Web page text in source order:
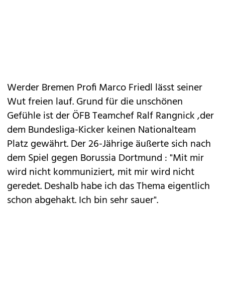
Werder Bremen Profi Marco Friedl lässt seiner
Wut freien lauf. Grund für die unschönen
Gefühle ist der ÖFB Teamchef Ralf Rangnick ,der
dem Bundesliga-Kicker keinen Nationalteam
Platz gewährt. Der 26-Jährige äußerte sich nach
dem Spiel gegen Borussia Dortmund : "Mit mir
wird nicht kommuniziert, mit mir wird nicht
geredet. Deshalb habe ich das Thema eigentlich
schon abgehakt. Ich bin sehr sauer".